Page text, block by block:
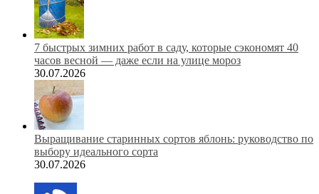
7 быстрых зимних работ в саду, которые сэкономят 40
часов весной — даже если на улице мороз
30.07.2026
Выращивание старинных сортов яблонь: руководство по
выбору идеального сорта
30.07.2026